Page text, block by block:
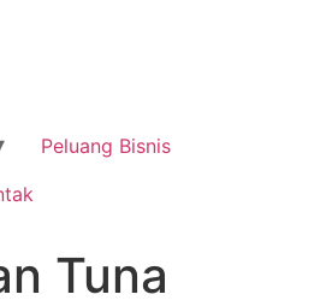
Peluang Bisnis
Tuna